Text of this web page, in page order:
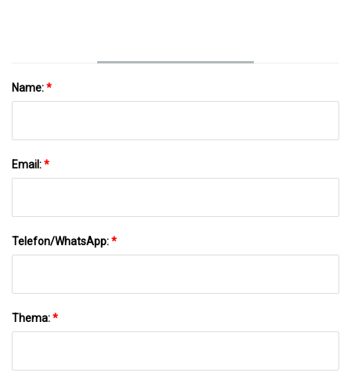
Name:*
Email:*
Telefon/WhatsApp:*
Thema:*